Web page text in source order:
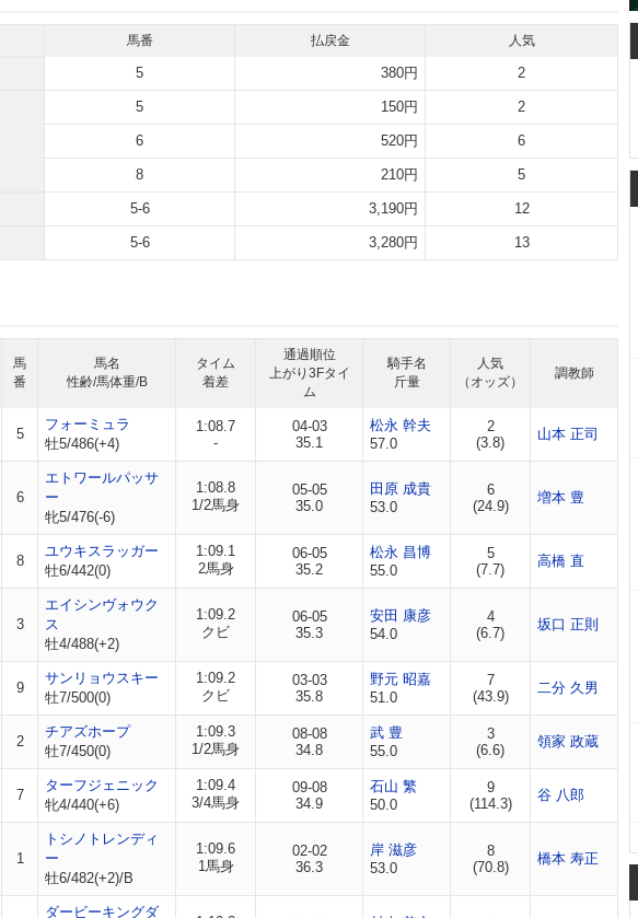
馬番 払戻金 人気
5 380円 2
5 150円 2
6 520円 6
8 210円 5
5-6 3,190円 12
5-6 3,280円 13
馬
番
馬名
性齢/馬体重/B
タイム
着差
通過順位
上がり3Fタイ
ム
騎手名
斤量
人気
（オッズ）
調教師
5
フォーミュラ
牡5/486(+4)
1:08.7
-
04-03
35.1
松永 幹夫
57.0
2
(3.8)
山本 正司
6
エトワールパッサ
ー
牝5/476(-6)
1:08.8
1/2馬身
05-05
35.0
田原 成貴
53.0
6
(24.9)
増本 豊
8
ユウキスラッガー
牡6/442(0)
1:09.1
2馬身
06-05
35.2
松永 昌博
55.0
5
(7.7)
高橋 直
3
エイシンヴォウク
ス
牡4/488(+2)
1:09.2
クビ
06-05
35.3
安田 康彦
54.0
4
(6.7)
坂口 正則
9
サンリョウスキー
牡7/500(0)
1:09.2
クビ
03-03
35.8
野元 昭嘉
51.0
7
(43.9)
二分 久男
2
チアズホープ
牡7/450(0)
1:09.3
1/2馬身
08-08
34.8
武 豊
55.0
3
(6.6)
領家 政蔵
7
ターフジェニック
牝4/440(+6)
1:09.4
3/4馬身
09-08
34.9
石山 繁
50.0
9
(114.3)
谷 八郎
1
トシノトレンディ
ー
牡6/482(+2)/B
1:09.6
1馬身
02-02
36.3
岸 滋彦
53.0
8
(70.8)
橋本 寿正
ダービーキングダ